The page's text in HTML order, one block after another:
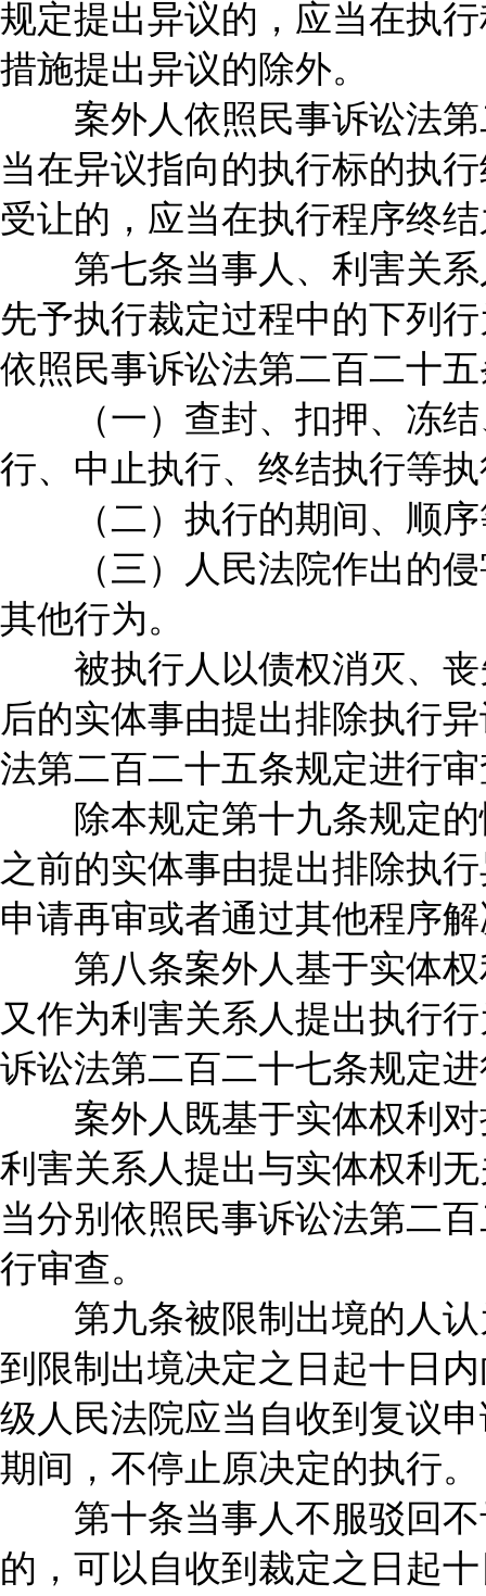
规定提出异议的，应当在执
措施提出异议的除外。
案外人依照民事诉讼法第
当在异议指向的执行标的执
受让的，应当在执行程序终
第七条当事人、利害关系
先予执行裁定过程中的下列
依照民事诉讼法第二百二十
（一）查封、扣押、冻结
行、中止执行、终结执行等
（二）执行的期间、顺序
（三）人民法院作出的侵
其他行为。
被执行人以债权消灭、丧
后的实体事由提出排除执行
法第二百二十五条规定进行
除本规定第十九条规定的
之前的实体事由提出排除执
申请再审或者通过其他程序
第八条案外人基于实体权
又作为利害关系人提出执行
诉讼法第二百二十七条规定
案外人既基于实体权利对
利害关系人提出与实体权利
当分别依照民事诉讼法第二
行审查。
第九条被限制出境的人认
到限制出境决定之日起十日
级人民法院应当自收到复议
期间，不停止原决定的执行。
第十条当事人不服驳回不
的，可以自收到裁定之日起